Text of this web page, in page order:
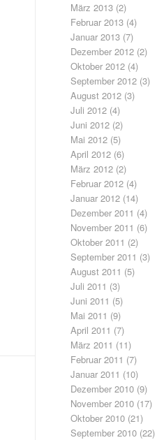
März 2013 (2)
Februar 2013 (4)
Januar 2013 (7)
Dezember 2012 (2)
Oktober 2012 (4)
September 2012 (3)
August 2012 (3)
Juli 2012 (4)
Juni 2012 (2)
Mai 2012 (5)
April 2012 (6)
März 2012 (2)
Februar 2012 (4)
Januar 2012 (14)
Dezember 2011 (4)
November 2011 (6)
Oktober 2011 (2)
September 2011 (3)
August 2011 (5)
Juli 2011 (3)
Juni 2011 (5)
Mai 2011 (9)
April 2011 (7)
März 2011 (11)
Februar 2011 (7)
Januar 2011 (10)
Dezember 2010 (9)
November 2010 (17)
Oktober 2010 (21)
September 2010 (22)